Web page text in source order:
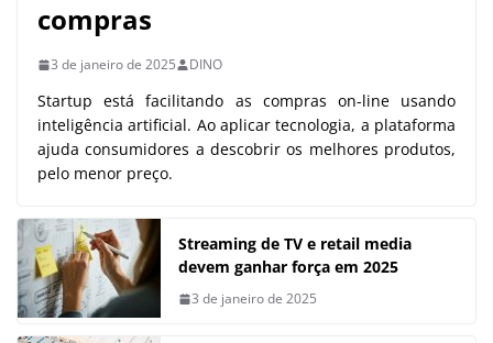
compras
3 de janeiro de 2025 DINO
Startup está facilitando as compras on-line usando
inteligência artificial. Ao aplicar tecnologia, a plataforma
ajuda consumidores a descobrir os melhores produtos,
pelo menor preço.
Streaming de TV e retail media
devem ganhar força em 2025
3 de janeiro de 2025